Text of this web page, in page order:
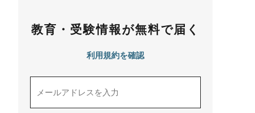
教育・受験情報が無料で届く
利用規約を確認